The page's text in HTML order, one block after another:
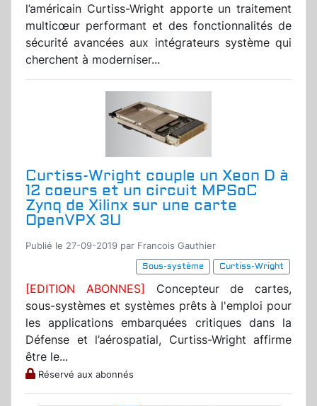
l’américain Curtiss-Wright apporte un traitement
multicœur performant et des fonctionnalités de
sécurité avancées aux intégrateurs système qui
cherchent à moderniser...
Curtiss-Wright couple un Xeon D à
12 coeurs et un circuit MPSoC
Zynq de Xilinx sur une carte
OpenVPX 3U
Publié le 27-09-2019 par Francois Gauthier
Sous-système
Curtiss-Wright
[EDITION ABONNES] Concepteur de cartes,
sous-systèmes et systèmes prêts à l'emploi pour
les applications embarquées critiques dans la
Défense et l’aérospatial, Curtiss-Wright affirme
être le...
Réservé aux abonnés